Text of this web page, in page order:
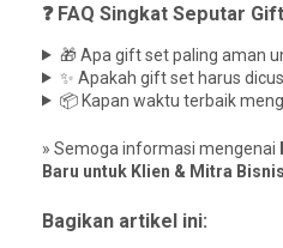
❓ FAQ Singkat Seputar
🎁 Apa gift set paling aman
✨ Apakah gift set harus
📦 Kapan waktu terbaik
» Semoga informasi mengenai
Baru untuk Klien & Mitra Bisnis
Bagikan artikel ini: